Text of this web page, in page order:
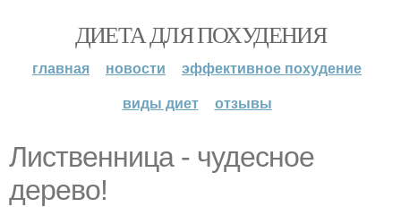
ДИЕТА ДЛЯ ПОХУДЕНИЯ
главная новости
эффективное похудение
виды диет
отзывы
Лиственница - чудесное
дерево!